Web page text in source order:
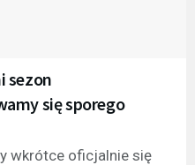
sezon
się sporego
wkrótce oficjalnie się